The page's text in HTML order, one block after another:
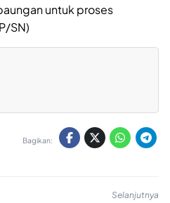
untuk proses
SN)
Bagikan:
Selanjutnya